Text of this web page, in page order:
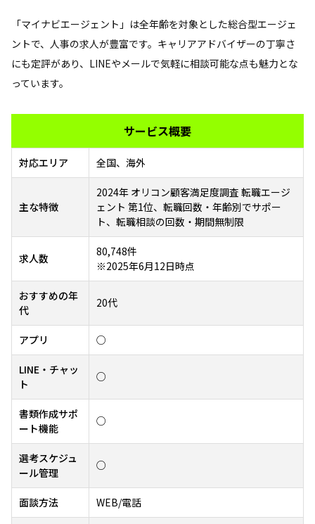
「マイナビエージェント」は全年齢を対象とした総合型エージェ
ントで、人事の求人が豊富です。キャリアアドバイザーの丁寧さ
にも定評があり、LINEやメールで気軽に相談可能な点も魅力とな
っています。
サービス概要
対応エリア 全国、海外
主な特徴
2024年 オリコン顧客満足度調査 転職エージ
ェント 第1位、転職回数・年齢別でサポー
ト、転職相談の回数・期間無制限
求人数
80,748件
※2025年6月12日時点
おすすめの年
代
20代
アプリ ○
LINE・チャッ
ト
○
書類作成サポ
ート機能
○
選考スケジュ
ール管理
○
面談方法 WEB/電話